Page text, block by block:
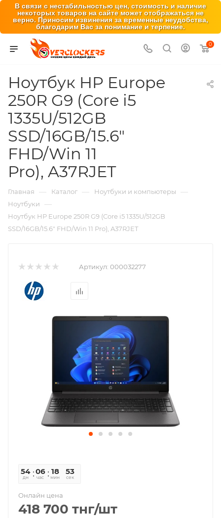
В связи с нестабильностью цен, стоимость и наличие
некоторых товаров на сайте может отображаться не
верно. Приносим извинения за временные неудобства,
благодарим Вас за понимание и терпение.
0
Ноутбук HP Europe
250R G9 (Core i5
1335U/512GB
SSD/16GB/15.6"
FHD/Win 11
Pro), A37RJET
Главная — Каталог — Ноутбуки и компьютеры —
Ноутбуки —
Ноутбук HP Europe 250R G9 (Core i5 1335U/512GB
SSD/16GB/15.6" FHD/Win 11 Pro), A37RJET
Артикул: 000032277
54
дн
06
час
18
мин
53
сек
Онлайн цена
418 700 тнг/шт